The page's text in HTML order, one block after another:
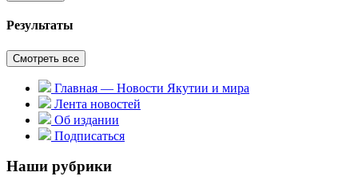
Результаты
Смотреть все
Главная — Новости Якутии и мира
Лента новостей
Об издании
Подписаться
Наши рубрики